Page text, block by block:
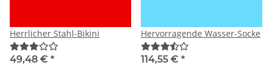
Herrlicher Stahl-Bikini
49,48 € *
Hervorragende Wasser-Socke
114,55 € *